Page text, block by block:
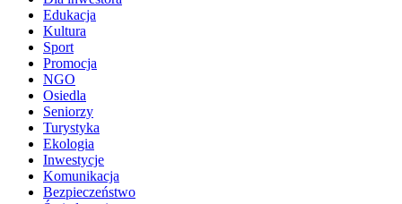
Edukacja
Kultura
Sport
Promocja
NGO
Osiedla
Seniorzy
Turystyka
Ekologia
Inwestycje
Komunikacja
Bezpieczeństwo